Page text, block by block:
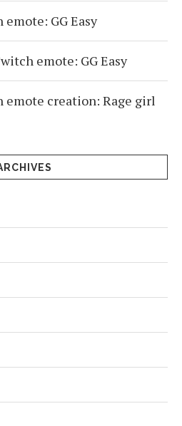
GG Easy
emote: GG Easy
emote creation: Rage girl